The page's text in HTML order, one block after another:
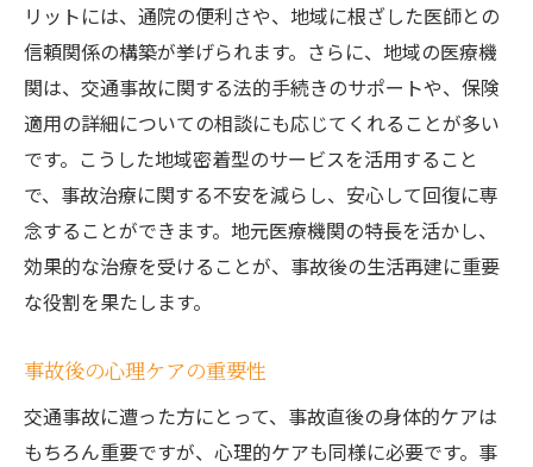
治療方針の確認と納得の重要性
セカンドオピニオンの活用方法
医療機関の安全基準とその確認方法
北海道北広島市で安心できる事故治療環境を整
えるために
地域の医療資源の有効活用
事故治療ネットワークの構築
医療従事者の継続的な研修プログラム
地元コミュニティの協力による治療促進
将来の事故治療への備え方
リットには、通院の便利さや、地域に根ざした医師との
信頼関係の構築が挙げられます。さらに、地域の医療機
関は、交通事故に関する法的手続きのサポートや、保険
適用の詳細についての相談にも応じてくれることが多い
です。こうした地域密着型のサービスを活用すること
で、事故治療に関する不安を減らし、安心して回復に専
念することができます。地元医療機関の特長を活かし、
効果的な治療を受けることが、事故後の生活再建に重要
な役割を果たします。
事故後の心理ケアの重要性
交通事故に遭った方にとって、事故直後の身体的ケアは
もちろん重要ですが、心理的ケアも同様に必要です。事